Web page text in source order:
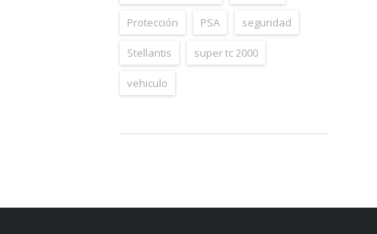
Protección PSA seguridad
Stellantis super tc 2000
vehiculo